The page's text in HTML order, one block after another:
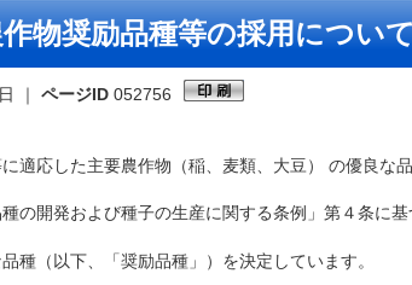
サ
物奨励品種等の採用につい
｜ ページID 052756
適応した主要農作物（稲、麦類、大豆） の優良な品
の開発および種子の生産に関する条例」第４条に基
種（以下、「奨励品種」）を決定しています。